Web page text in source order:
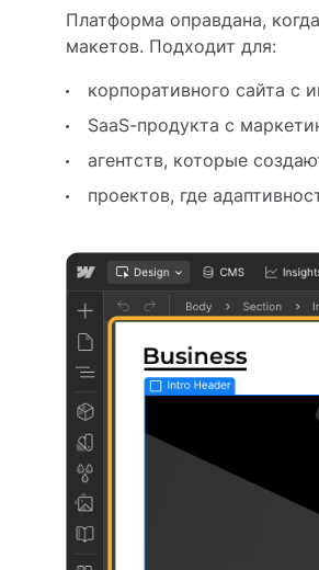
Платформа оправдана,
макетов. Подходит для:
корпоративного сайта с
SaaS-продукта с
агентств, которые
проектов, где